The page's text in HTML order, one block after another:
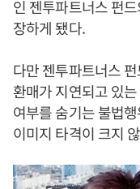
인 젠투파트너스 펀
장하게 됐다.
다만 젠투파트너스
환매가 지연되고 있
여부를 숨기는 불법
이미지 타격이 크지